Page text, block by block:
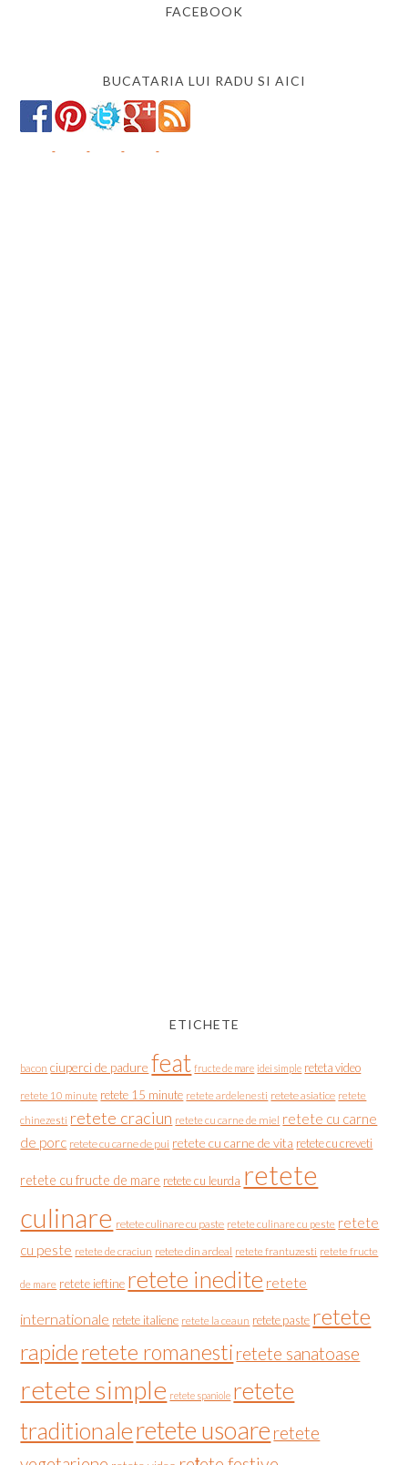
FACEBOOK
BUCATARIA LUI RADU SI AICI
ETICHETE
bacon ciuperci de padure feat fructe de mare idei simple reteta video
retete 10 minute retete 15 minute retete ardelenesti retete asiatice retete
chinezesti retete craciun retete cu carne de miel retete cu carne
de porc retete cu carne de pui retete cu carne de vita retete cu creveti
retete cu fructe de mare retete cu leurda retete
culinare retete culinare cu paste retete culinare cu peste retete
cu peste retete de craciun retete din ardeal retete frantuzesti retete fructe
de mare retete ieftine retete inedite retete
internationale retete italiene retete la ceaun retete paste retete
rapideretete romanesti retete sanatoase
retete simple retete spaniole retete
traditionaleretete usoare retete